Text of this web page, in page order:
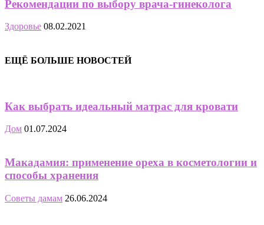
Рекомендации по выбору врача-гинеколога
Здоровье 08.02.2021
ЕЩЁ БОЛЬШЕ НОВОСТЕЙ
Как выбрать идеальный матрас для кровати
Дом 01.07.2024
Макадамия: применение ореха в косметологии и
способы хранения
Советы дамам 26.06.2024